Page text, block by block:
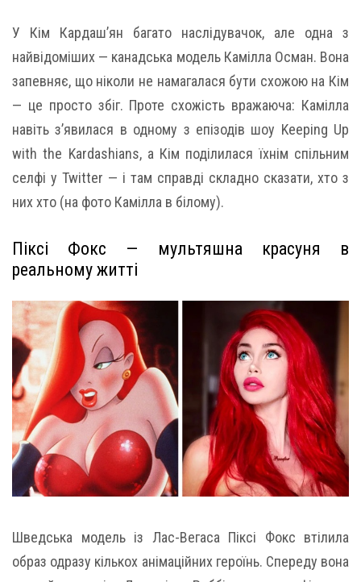
У Кім Кардаш’ян багато наслідувачок, але одна з
найвідоміших — канадська модель Камілла Осман. Вона
запевняє, що ніколи не намагалася бути схожою на Кім
— це просто збіг. Проте схожість вражаюча: Камілла
навіть з’явилася в одному з епізодів шоу Keeping Up
with the Kardashians, а Кім поділилася їхнім спільним
селфі у Twitter — і там справді складно сказати, хто з
них хто (на фото Камілла в білому).
Піксі Фокс — мультяшна красуня в
реальному житті
Шведська модель із Лас-Вегаса Піксі Фокс втілила
образ одразу кількох анімаційних героїнь. Спереду вона